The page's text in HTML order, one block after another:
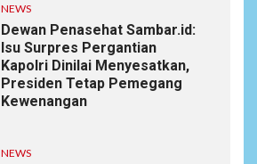
NEWS
Dewan Penasehat Sambar.id:
Isu Surpres Pergantian
Kapolri Dinilai Menyesatkan,
Presiden Tetap Pemegang
Kewenangan
NEWS